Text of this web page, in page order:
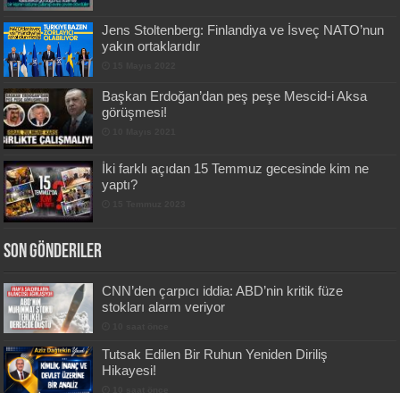
Jens Stoltenberg: Finlandiya ve İsveç NATO’nun
yakın ortaklarıdır
Başkan Erdoğan’dan peş peşe Mescid-i Aksa
görüşmesi!
İki farklı açıdan 15 Temmuz gecesinde kim ne
yaptı?
Son Gönderiler
CNN’den çarpıcı iddia: ABD’nin kritik füze
stokları alarm veriyor
Tutsak Edilen Bir Ruhun Yeniden Diriliş
Hikayesi!